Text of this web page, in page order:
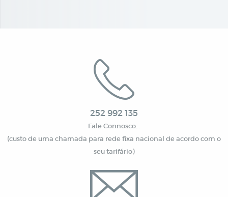
252 992 135
Fale Connosco…
(custo de uma chamada para rede fixa nacional de acordo com o
seu tarifário)